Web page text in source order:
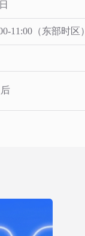
11:00（东部时区